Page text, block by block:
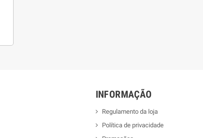
INFORMAÇÃO
Regulamento da loja
Política de privacidade